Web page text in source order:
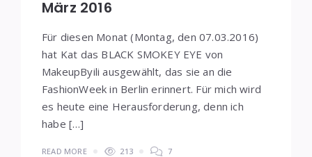
März 2016
Für diesen Monat (Montag, den 07.03.2016)
hat Kat das BLACK SMOKEY EYE von
MakeupByili ausgewählt, das sie an die
FashionWeek in Berlin erinnert. Für mich wird
es heute eine Herausforderung, denn ich
habe […]
READ MORE 213 7